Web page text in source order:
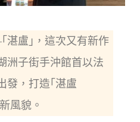
湛盧｣，這次又有新作
洲子街手沖館首以法
發，打造｢湛盧
風貌。